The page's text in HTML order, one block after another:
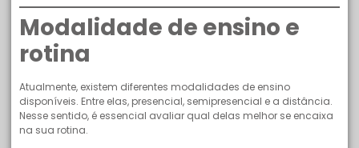
Modalidade de ensino e
rotina
Atualmente, existem diferentes modalidades de ensino
disponíveis. Entre elas, presencial, semipresencial e a distância.
Nesse sentido, é essencial avaliar qual delas melhor se encaixa
na sua rotina.